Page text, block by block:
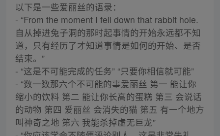
以下是一些爱丽丝的语录：
- “From the moment I fell down that rabbit hole.
自从掉进兔子洞的那时起事情的开始永远都不知
道，只有经历了才知道事情是如何的开始、是否
结束。”
- “这是不可能完成的任务” “只要你相信就可能”
- “数一数那六个不可能的事爱丽丝 第一 能让你
缩小的饮料 第二 能让你长高的蛋糕 第三 会说话
的动物 第四 爱丽丝 会消失的猫 第五 有一个地方
叫神奇之地 第六 我能杀掉虚无巨龙”